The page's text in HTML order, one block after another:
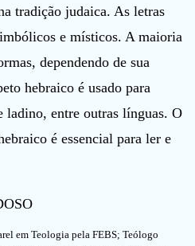
tradição judaica. As letras
e místicos. A maioria
dependendo de sua
hebraico é usado para
ladino, entre outras línguas. O
é essencial para ler e
em Teologia pela FEBS; Teólogo